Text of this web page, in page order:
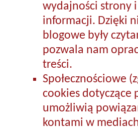
wydajności strony
informacji. Dzięki
blogowe były
pozwala nam
treści.
Społecznościowe
cookies dotyczące
umożliwią
kontami w